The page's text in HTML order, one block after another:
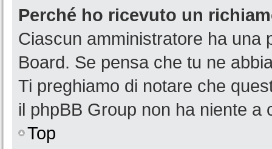
Perché ho ricevuto un
Ciascun amministratore ha una
Board. Se pensa che tu ne
Ti preghiamo di notare che
il phpBB Group non ha niente a
Top